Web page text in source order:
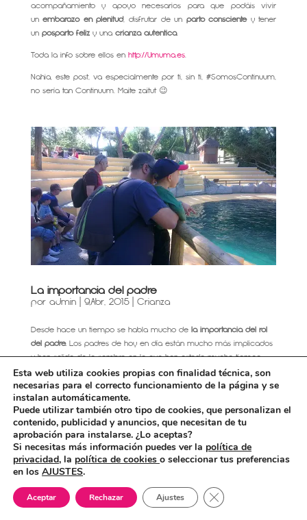
acompañamiento y apoyo necesarios para que podáis vivir
unembarazo en plenitud, disfrutar de un parto conscientey tener
un posparto felizy una crianza auténtica.
Toda la info sobre ellos en http://Umuma.es.
Nahia, este post, va especialmente por ti, sin ti, #SomosContinuum,
no sería tan Continuum. Maite zaitut 😉
La importancia del padre
por admin| 9,Abr, 2015| Crianza
Desde hace un tiempo se habla mucho de la importancia del rol
del padre.Los padres de hoy en día están mucho más implicados
y han salido de la sombra en la que han estado mucho tiempo.
Esto es una maravilla, pero muchas veces esta paternidad parece
que entra en conflicto con la maternidad y cuando eso pasa los
perjudicados son los de siempre: los bebés.
Durante el embarazo la pareja sigue siendo pareja, los roles siguen
claros. Él, el padre, está lleno de ilusión y su mujer es, a sus ojos, un
ser valiosísimo en cuanto porta un tesoro sagrado en su interior. Pero
llega el momento del parto y ahí aparece de repente la doble
figura: madre y padre. La madre tiene fácil ver cuál es su rol
(aunque muchas veces no lo tenga claro), es «su parto», pero el
padre en muchas ocasiones se encuentra fuera de lugar,
Esta web utiliza cookies propias con finalidad técnica, son
necesarias para el correcto funcionamiento de la página y se
instalan automáticamente.
Puede utilizar también otro tipo de cookies, que personalizan el
contenido, publicidad y anuncios, que necesitan de tu
aprobación para instalarse. ¿Lo aceptas?
Si necesitas más información puedes ver la política de
privacidad, la política de cookies o seleccionar tus preferencias
en los AJUSTES.
Aceptar Rechazar Ajustes Cerrar el banner de